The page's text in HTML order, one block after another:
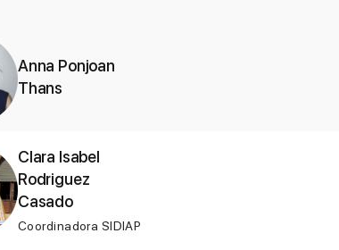
Anna Ponjoan
Thans
Clara Isabel
Rodriguez
Casado
Coordinadora SIDIAP